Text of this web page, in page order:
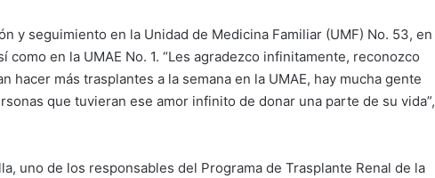
y seguimiento en la Unidad de Medicina Familiar (UMF) No. 53, en
como en la UMAE No. 1. “Les agradezco infinitamente, reconozco
hacer más trasplantes a la semana en la UMAE, hay mucha gente
que tuvieran ese amor infinito de donar una parte de su vida”,
uno de los responsables del Programa de Trasplante Renal de la